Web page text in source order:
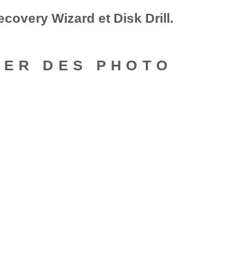
Wizard et Disk Drill.
DES PHOTO